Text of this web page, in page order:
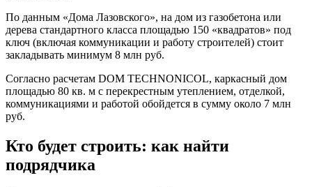
По данным «Дома Лазовского», на дом из газобетона или
дерева стандартного класса площадью 150 «квадратов» под
ключ (включая коммуникации и работу строителей) стоит
закладывать минимум 8 млн руб.
Согласно расчетам DOM TECHNONICOL, каркасный дом
площадью 80 кв. м с перекрестным утеплением, отделкой,
коммуникациями и работой обойдется в сумму около 7 млн
руб.
Кто будет строить: как найти
подрядчика